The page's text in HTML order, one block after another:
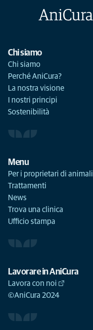
Chi siamo
Chi siamo
Perché AniCura?
La nostra visione
I nostri principi
Sostenibilità
Menu
Per i proprietari di animali
Trattamenti
News
Trova una clinica
Ufficio stampa
Lavorare in AniCura
Lavora con noi
©AniCura 2024